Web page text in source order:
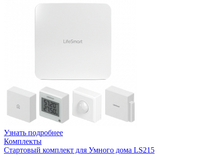
Узнать подробнее
Комплекты
Стартовый комплект для Умного дома LS215